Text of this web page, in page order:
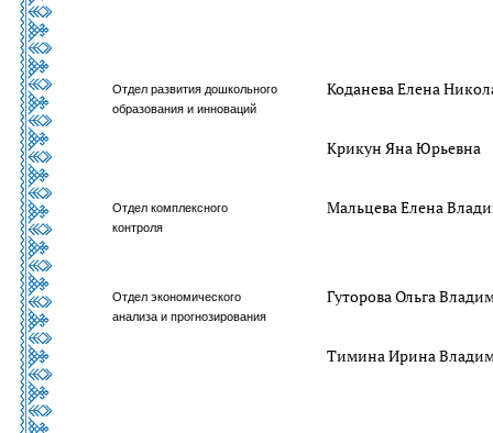
Отдел развития дошкольного
образования и инноваций
Коданева Елена
Крикун Яна Юрьевна
Отдел комплексного
контроля
Мальцева Елена
Отдел экономического
анализа и прогнозирования
Гуторова Ольга
Тимина Ирина